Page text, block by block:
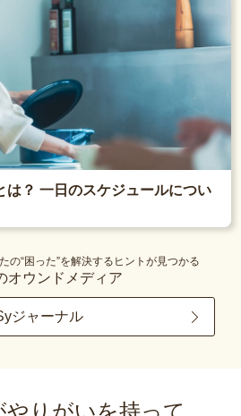
は？ 一日のスケジュールについ
の“困った”を解決するヒントが見つかる
オウンドメディア
ジャーナル
りがいを持って